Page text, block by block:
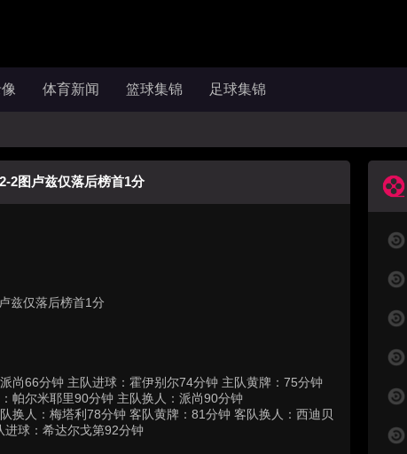
体育新闻 篮球集锦 足球集锦
2图卢兹仅落后榜首1分
兹仅落后榜首1分
尚66分钟 主队进球：霍伊别尔74分钟 主队黄牌：75分钟
帕尔米耶里90分钟 主队换人：派尚90分钟
换人：梅塔利78分钟 客队黄牌：81分钟 客队换人：西迪贝
球：希达尔戈第92分钟